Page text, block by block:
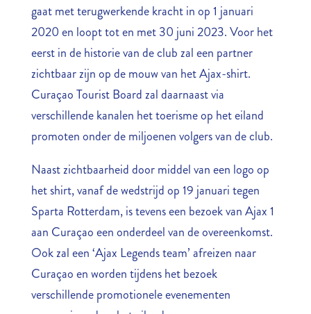
gaat met terugwerkende kracht in op 1 januari
2020 en loopt tot en met 30 juni 2023. Voor het
eerst in de historie van de club zal een partner
zichtbaar zijn op de mouw van het Ajax-shirt.
Curaçao Tourist Board zal daarnaast via
verschillende kanalen het toerisme op het eiland
promoten onder de miljoenen volgers van de club.
Naast zichtbaarheid door middel van een logo op
het shirt, vanaf de wedstrijd op 19 januari tegen
Sparta Rotterdam, is tevens een bezoek van Ajax 1
aan Curaçao een onderdeel van de overeenkomst.
Ook zal een ‘Ajax Legends team’ afreizen naar
Curaçao en worden tijdens het bezoek
verschillende promotionele evenementen